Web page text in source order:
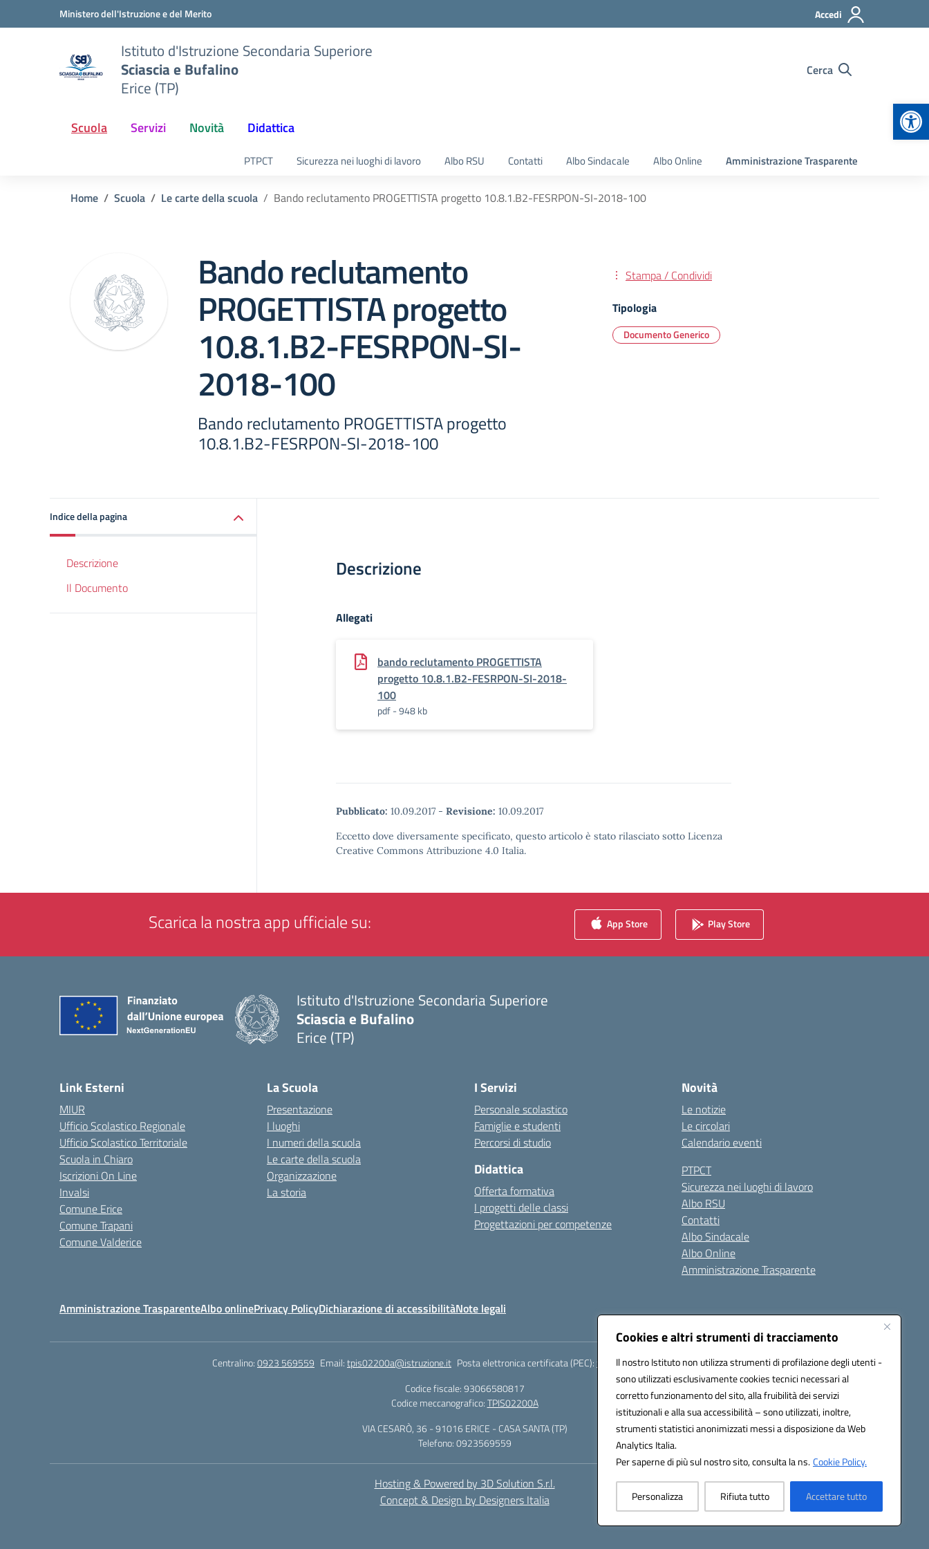
Cookies e altri strumenti di tracciamento
Il nostro Istituto non utilizza strumenti di profilazione degli utenti -
sono utilizzati esclusivamente cookies tecnici necessari al
corretto funzionamento del sito, alla fruibilità dei servizi
istituzionali e alla sua accessibilità – sono utilizzati, inoltre,
strumenti statistici anonimizzati messi a disposizione da Web
Analytics Italia.
Per saperne di più sul nostro sito, consulta la ns.Cookie Policy.
Personalizza Rifiuta tutto Accettare tutto
Vai ai contenuti
Vai al menu di navigazioneMinistero dell'Istruzione e del Merito Accedi
Istituto d'Istruzione Secondaria Superiore
Sciascia e Bufalino
Erice (TP)
Cerca
Scuola Servizi Novità Didattica
PTPCT Sicurezza nei luoghi di lavoro Albo RSU Contatti Albo Sindacale Albo Online Amministrazione Trasparente
Home Scuola Le carte della scuola Bando reclutamento PROGETTISTA progetto 10.8.1.B2-FESRPON-SI-2018-100
Bando reclutamento
PROGETTISTA progetto
10.8.1.B2-FESRPON-SI-
2018-100
Bando reclutamento PROGETTISTA progetto
10.8.1.B2-FESRPON-SI-2018-100
Stampa / Condividi
Tipologia
Documento Generico
Indice della pagina
Descrizione
Il Documento
Descrizione
Allegati
bando reclutamento PROGETTISTA
progetto 10.8.1.B2-FESRPON-SI-2018-
100
pdf - 948 kb
Pubblicato: 10.09.2017 - Revisione: 10.09.2017
Eccetto dove diversamente specificato, questo articolo è stato rilasciato sotto Licenza
Creative Commons Attribuzione 4.0 Italia.
Scarica la nostra app ufficiale su: App Store Play Store
Istituto d'Istruzione Secondaria Superiore
Sciascia e Bufalino
Erice (TP)
Link Esterni
MIUR
Ufficio Scolastico Regionale
Ufficio Scolastico Territoriale
Scuola in Chiaro
Iscrizioni On Line
Invalsi
Comune Erice
Comune Trapani
Comune Valderice
La Scuola
Presentazione
I luoghi
I numeri della scuola
Le carte della scuola
Organizzazione
La storia
I Servizi
Personale scolastico
Famiglie e studenti
Percorsi di studio
Didattica
Offerta formativa
I progetti delle classi
Progettazioni per competenze
Novità
Le notizie
Le circolari
Calendario eventi
PTPCT
Sicurezza nei luoghi di lavoro
Albo RSU
Contatti
Albo Sindacale
Albo Online
Amministrazione Trasparente
Amministrazione TrasparenteAlbo onlinePrivacy PolicyDichiarazione di accessibilitàNote legali
Centralino:0923 569559 Email:tpis02200a@istruzione.it Posta elettronica certificata (PEC):tpis02200a@pec.istruzione.it
Codice fiscale: 93066580817
Codice meccanografico:TPIS02200A
VIA CESARÒ, 36 - 91016 ERICE - CASA SANTA (TP)
Telefono: 0923569559
Hosting & Powered by 3D Solution S.r.l.
Concept & Design by Designers Italia